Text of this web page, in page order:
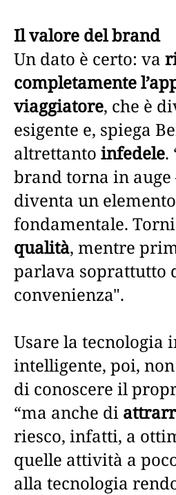
Il valore del brand
Un dato è certo: va
completamente
viaggiatore, che è
esigente e, spiega
altrettanto infedele.
brand torna in auge
diventa un elemento
fondamentale.
qualità, mentre
parlava soprattutto
convenienza".
Usare la tecnologia
intelligente, poi,
di conoscere il
“ma anche di
riesco, infatti, a
quelle attività a
alla tecnologia